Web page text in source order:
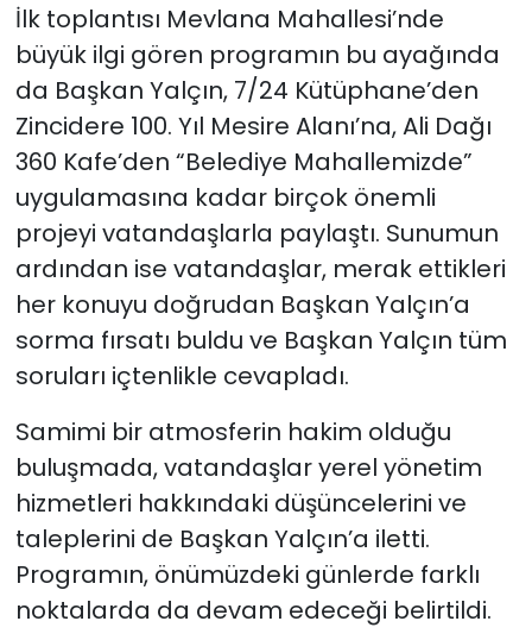
İlk toplantısı Mevlana Mahallesi’nde
büyük ilgi gören programın bu ayağında
da Başkan Yalçın, 7/24 Kütüphane’den
Zincidere 100. Yıl Mesire Alanı’na, Ali Dağı
360 Kafe’den “Belediye Mahallemizde”
uygulamasına kadar birçok önemli
projeyi vatandaşlarla paylaştı. Sunumun
ardından ise vatandaşlar, merak ettikleri
her konuyu doğrudan Başkan Yalçın’a
sorma fırsatı buldu ve Başkan Yalçın tüm
soruları içtenlikle cevapladı.
Samimi bir atmosferin hakim olduğu
buluşmada, vatandaşlar yerel yönetim
hizmetleri hakkındaki düşüncelerini ve
taleplerini de Başkan Yalçın’a iletti.
Programın, önümüzdeki günlerde farklı
noktalarda da devam edeceği belirtildi.